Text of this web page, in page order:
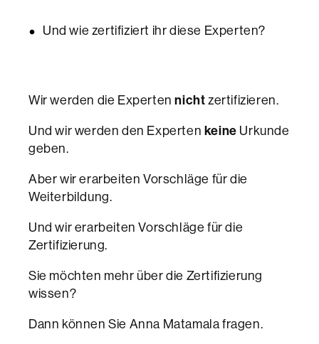
Und wie zertifiziert ihr diese Experten?
Wir werden die Expertennichtzertifizieren.
Und wir werden den Experten keine Urkunde
geben.
Aber wir erarbeiten Vorschläge für die
Weiterbildung.
Und wir erarbeiten Vorschläge für die
Zertifizierung.
Sie möchten mehr über die Zertifizierung
wissen?
Dann können Sie Anna Matamala fragen.